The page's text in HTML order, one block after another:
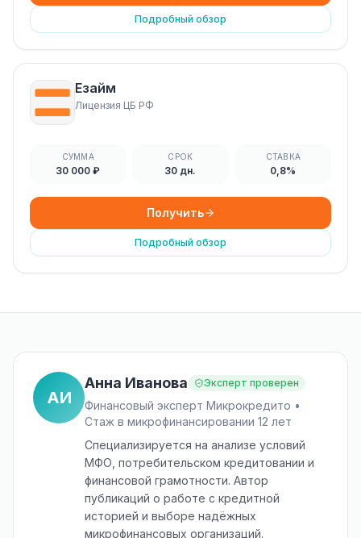
Подробный обзор
Езайм
Лицензия ЦБ РФ
СУММА
30 000 ₽
СРОК
30 дн.
СТАВКА
0,8%
Получить
Подробный обзор
АИ
Анна Иванова Эксперт проверен
Финансовый эксперт Микрокредито •
Стаж в микрофинансировании 12 лет
Специализируется на анализе условий
МФО, потребительском кредитовании и
финансовой грамотности. Автор
публикаций о работе с кредитной
историей и выборе надёжных
микрофинансовых организаций.